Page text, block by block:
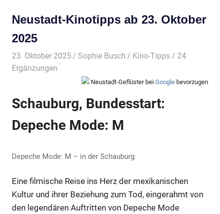
Neustadt-Kinotipps ab 23. Oktober
2025
23. Oktober 2025 Sophie Busch Kino-Tipps / 24
Ergänzungen
Neustadt-Geflüster bei Google bevorzugen
Schauburg, Bundesstart:
Depeche Mode: M
Depeche Mode: M – in der Schauburg
Eine filmische Reise ins Herz der mexikanischen
Kultur und ihrer Beziehung zum Tod, eingerahmt von
den legendären Auftritten von Depeche Mode